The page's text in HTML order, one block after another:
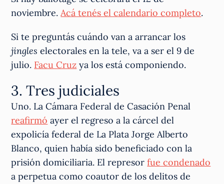
noviembre.Acá tenés el calendario completo.
Si te preguntás cuándo van a arrancar los
jingleselectorales en la tele, va a ser el 9 de
julio. Facu Cruz ya los está componiendo.
3. Tres judiciales
Uno. La Cámara Federal de Casación Penal
reafirmó ayer el regreso a la cárcel del
expolicía federal de La Plata Jorge Alberto
Blanco, quien había sido beneficiado con la
prisión domiciliaria. El represorfue condenado
a perpetua como coautor de los delitos de